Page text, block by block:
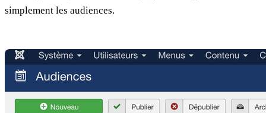
simplement les audiences.